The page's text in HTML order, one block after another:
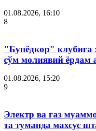
01.08.2026, 16:10
8
"Бунёдкор" клубига
сўм молиявий ёрдам
01.08.2026, 15:20
9
Электр ва газ
та туманда махсус